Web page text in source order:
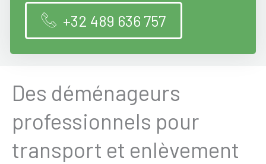
+32 489 636 757
Des déménageurs
professionnels pour
transport et enlèvement